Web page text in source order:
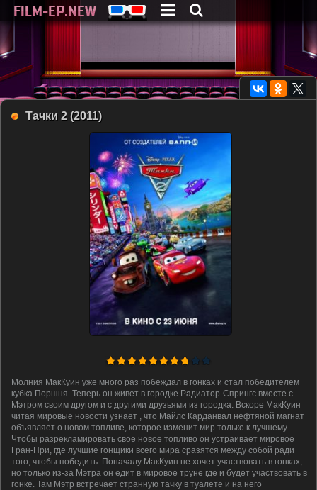
Тачки 2 (2011)
Молния МакКуин уже много раз побеждал в гонках и стал победителем
кубка Поршня. Теперь он живет в городке Радиатор-Спрингс вместе с
Мэтром своим другом и с другими друзьями из городка. Вскоре МакКуин
читая мировые новости узнает , что Майлс Карданвал нефтяной магнат
объявляет о новом топливе, которое изменит мир только к лучшему.
Чтобы разрекламировать свое новое топливо он устраивает мировое
Гран-При, где лучшие гонщики всего мира сразятся между собой ради
того, чтобы победить. Поначалу МакКуин не хочет участвовать в гонках,
но только из-за Мэтра он едит в мировое труне где и будет участвовать в
гонке. Там Мэтр встречает странную тачку в туалете и на него